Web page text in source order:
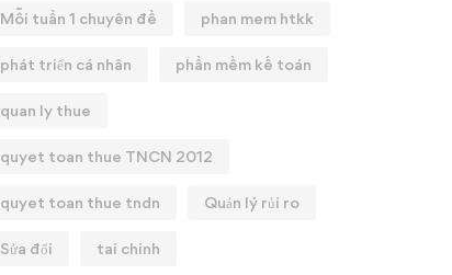
Mỗi tuần 1 chuyên đề phan mem htkk
phát triển cá nhân phần mềm kế toán
quan ly thue
quyet toan thue TNCN 2012
quyet toan thue tndn Quản lý rủi ro
Sửa đổi tai chinh